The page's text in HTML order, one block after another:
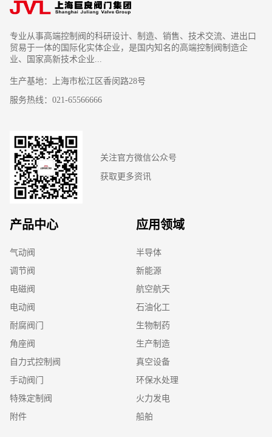
专业从事高端控制阀的科研设计、制造、销售、技术交流、进出口
贸易于一体的国际化实体企业，是国内知名的高端控制阀制造企
业、国家高新技术企业...
生产基地：上海市松江区香闵路28号
服务热线：021-65566666
关注官方微信公众号
获取更多资讯
产品中心
气动阀
调节阀
电磁阀
电动阀
耐腐阀门
角座阀
自力式控制阀
手动阀门
特殊定制阀
附件
应用领域
半导体
新能源
航空航天
石油化工
生物制药
生产制造
真空设备
环保水处理
火力发电
船舶